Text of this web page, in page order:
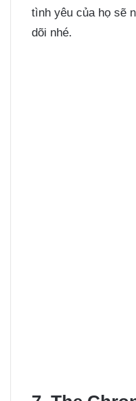
tình yêu của họ sẽ
dõi nhé.